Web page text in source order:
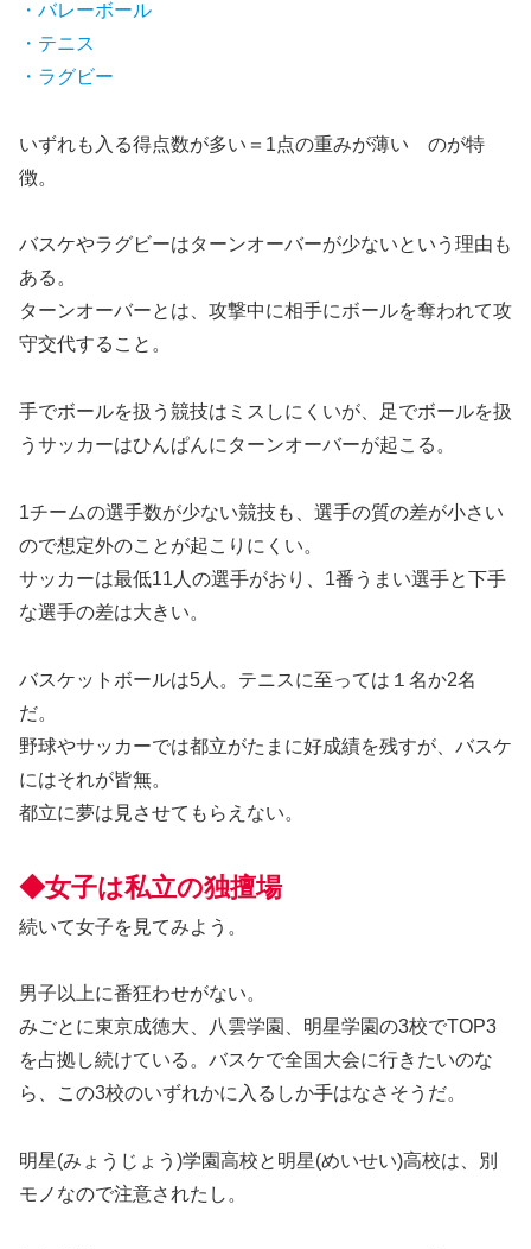
・バレーボール
・テニス
・ラグビー
いずれも入る得点数が多い＝1点の重みが薄い のが特
徴。
バスケやラグビーはターンオーバーが少ないという理由も
ある。
ターンオーバーとは、攻撃中に相手にボールを奪われて攻
守交代すること。
手でボールを扱う競技はミスしにくいが、足でボールを扱
うサッカーはひんぱんにターンオーバーが起こる。
1チームの選手数が少ない競技も、選手の質の差が小さい
ので想定外のことが起こりにくい。
サッカーは最低11人の選手がおり、1番うまい選手と下手
な選手の差は大きい。
バスケットボールは5人。テニスに至っては１名か2名
だ。
野球やサッカーでは都立がたまに好成績を残すが、バスケ
にはそれが皆無。
都立に夢は見させてもらえない。
◆女子は私立の独擅場
続いて女子を見てみよう。
男子以上に番狂わせがない。
みごとに東京成徳大、八雲学園、明星学園の3校でTOP3
を占拠し続けている。バスケで全国大会に行きたいのな
ら、この3校のいずれかに入るしか手はなさそうだ。
明星(みょうじょう)学園高校と明星(めいせい)高校は、別
モノなので注意されたし。